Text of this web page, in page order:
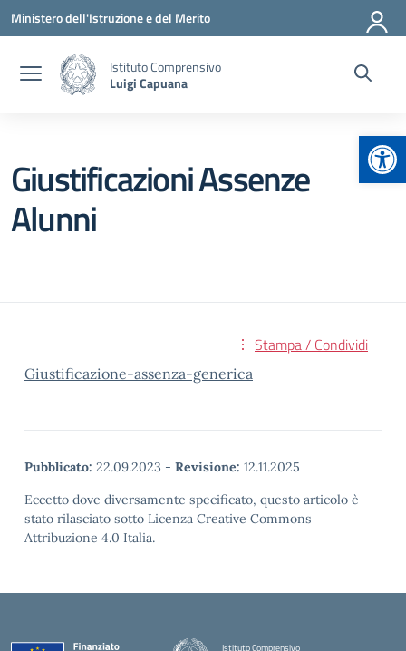
Vai ai contenuti
Vai al menu di navigazione
Vai al footer
Ministero dell'Istruzione e del Merito
Istituto Comprensivo
Luigi Capuana
Giustificazioni Assenze
Alunni
Stampa / Condividi
Giustificazione-assenza-generica
Pubblicato: 22.09.2023 - Revisione: 12.11.2025
Eccetto dove diversamente specificato, questo articolo è
stato rilasciato sotto Licenza Creative Commons
Attribuzione 4.0 Italia.
Istituto Comprensivo